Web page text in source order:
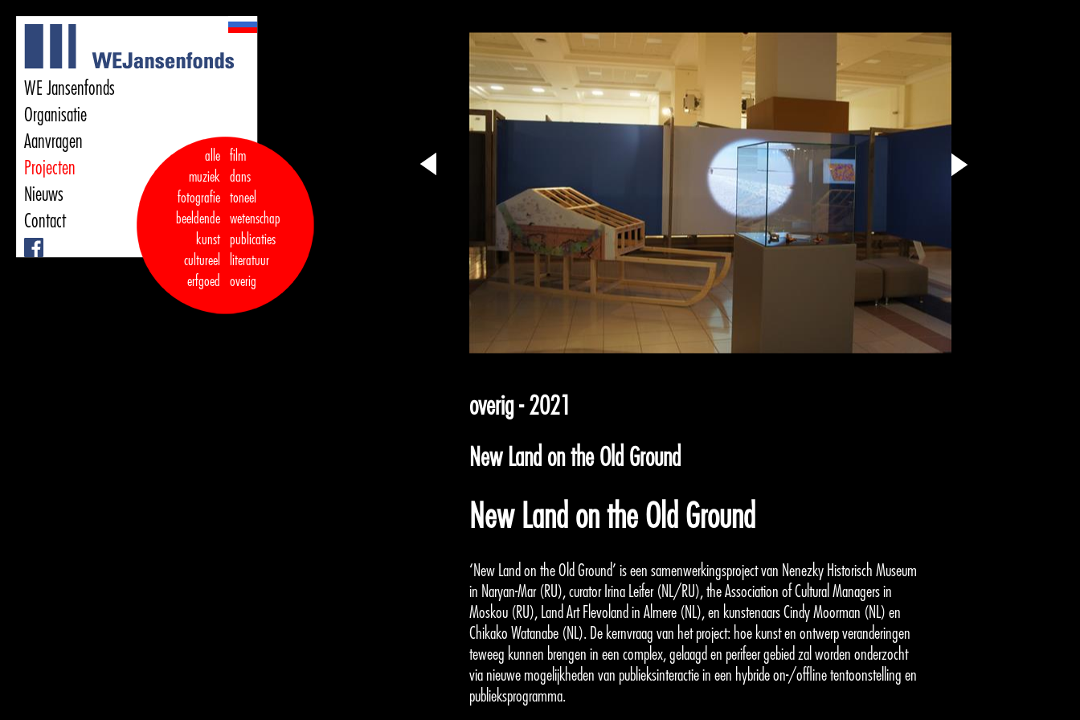
WE Jansenfonds
Organisatie
Aanvragen
Projecten
Nieuws
Contact
alle
muziek
fotografie
beeldende
kunst
cultureel
erfgoed
film
dans
toneel
wetenschap
publicaties
literatuur
overig
overig - 2021
New Land on the Old Ground
New Land on the Old Ground
‘New Land on the Old Ground’ is een samenwerkingsproject van Nenezky Historisch Museum
in Naryan-Mar (RU), curator Irina Leifer (NL/RU), the Association of Cultural Managers in
Moskou (RU), Land Art Flevoland in Almere (NL), en kunstenaars Cindy Moorman (NL) en
Chikako Watanabe (NL). De kernvraag van het project: hoe kunst en ontwerp veranderingen
teweeg kunnen brengen in een complex, gelaagd en perifeer gebied zal worden onderzocht
via nieuwe mogelijkheden van publieksinteractie in een hybride on-/offline tentoonstelling en
publieksprogramma.